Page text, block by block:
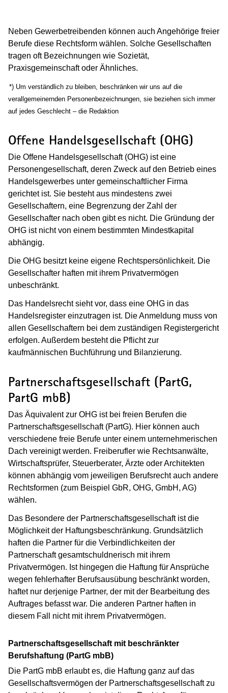
Neben Gewerbetreibenden können auch Angehörige freier
Berufe diese Rechtsform wählen. Solche Gesellschaften
tragen oft Bezeichnungen wie Sozietät,
Praxisgemeinschaft oder Ähnliches.
(Wird in einem neuen Fenster geöffnet)
*) Um verständlich zu bleiben, beschränken wir uns auf die
verallgemeinernden Personenbezeichnungen, sie beziehen sich immer
auf jedes Geschlecht – die Redaktion
Offene Handelsgesellschaft (OHG)
Die Offene Handelsgesellschaft (OHG) ist eine
Personengesellschaft, deren Zweck auf den Betrieb eines
Handelsgewerbes unter gemeinschaftlicher Firma
gerichtet ist. Sie besteht aus mindestens zwei
Gesellschaftern, eine Begrenzung der Zahl der
Gesellschafter nach oben gibt es nicht. Die Gründung der
OHG ist nicht von einem bestimmten Mindestkapital
abhängig.
Die OHG besitzt keine eigene Rechtspersönlichkeit. Die
Gesellschafter haften mit ihrem Privatvermögen
unbeschränkt.
Das Handelsrecht sieht vor, dass eine OHG in das
Handelsregister einzutragen ist. Die Anmeldung muss von
allen Gesellschaftern bei dem zuständigen Registergericht
erfolgen. Außerdem besteht die Pflicht zur
kaufmännischen Buchführung und Bilanzierung.
Partnerschaftsgesellschaft (PartG,
PartG mbB)
Das Äquivalent zur OHG ist bei freien Berufen die
Partnerschaftsgesellschaft (PartG). Hier können auch
verschiedene freie Berufe unter einem unternehmerischen
Dach vereinigt werden. Freiberufler wie Rechtsanwälte,
Wirtschaftsprüfer, Steuerberater, Ärzte oder Architekten
können abhängig vom jeweiligen Berufsrecht auch andere
Rechtsformen (zum Beispiel GbR, OHG, GmbH, AG)
wählen.
Das Besondere der Partnerschaftsgesellschaft ist die
Möglichkeit der Haftungsbeschränkung. Grundsätzlich
haften die Partner für die Verbindlichkeiten der
Partnerschaft gesamtschuldnerisch mit ihrem
Privatvermögen. Ist hingegen die Haftung für Ansprüche
wegen fehlerhafter Berufsausübung beschränkt worden,
haftet nur derjenige Partner, der mit der Bearbeitung des
Auftrages befasst war. Die anderen Partner haften in
diesem Fall nicht mit ihrem Privatvermögen.
Partnerschaftsgesellschaft mit beschränkter
Berufshaftung (PartG mbB)
Die PartG mbB erlaubt es, die Haftung ganz auf das
Gesellschaftsvermögen der Partnerschaftsgesellschaft zu